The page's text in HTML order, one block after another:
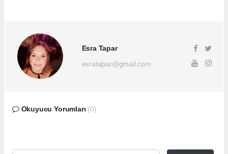
Esra Tapar
esratapar@gmail.com
Okuyucu Yorumları (0)